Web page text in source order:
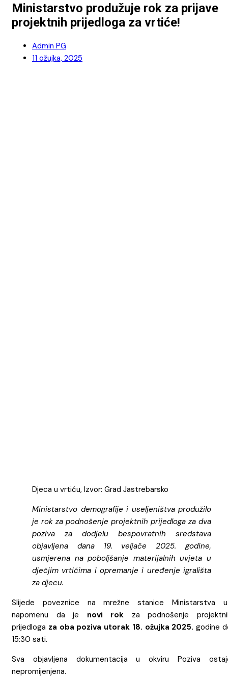
Ministarstvo produžuje rok za prijave
projektnih prijedloga za vrtiće!
Admin PG
11 ožujka, 2025
Djeca u vrtiću, Izvor: Grad Jastrebarsko
Ministarstvo demografije i useljeništva produžilo
je rok za podnošenje projektnih prijedloga za dva
poziva za dodjelu bespovratnih sredstava
objavljena dana 19. veljače 2025. godine,
usmjerena na poboljšanje materijalnih uvjeta u
dječjim vrtićima i opremanje i uređenje igrališta
za djecu.
Slijede poveznice na mrežne stanice Ministarstva
napomenu da je novi rok za podnošenje
prijedloga za oba poziva utorak 18. ožujka 2025. godine
15:30 sati.
Sva objavljena dokumentacija u okviru Poziva
nepromijenjena.